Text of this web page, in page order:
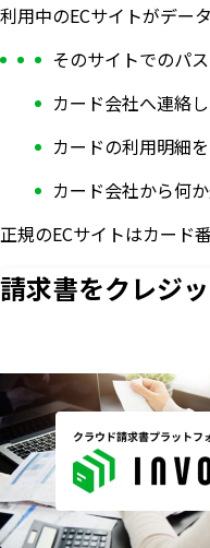
利用中のECサイトがデー
そのサイトでのパ
カード会社へ連絡
カードの利用明細
カード会社から何
正規のECサイトはカード
請求書をクレジ